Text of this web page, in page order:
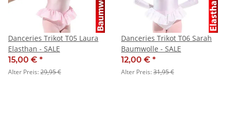
Danceries Trikot T05 Laura
Elasthan - SALE
15,00 € *
Alter Preis:29,95 €
Danceries Trikot T06 Sarah
Baumwolle - SALE
12,00 € *
Alter Preis:31,95 €